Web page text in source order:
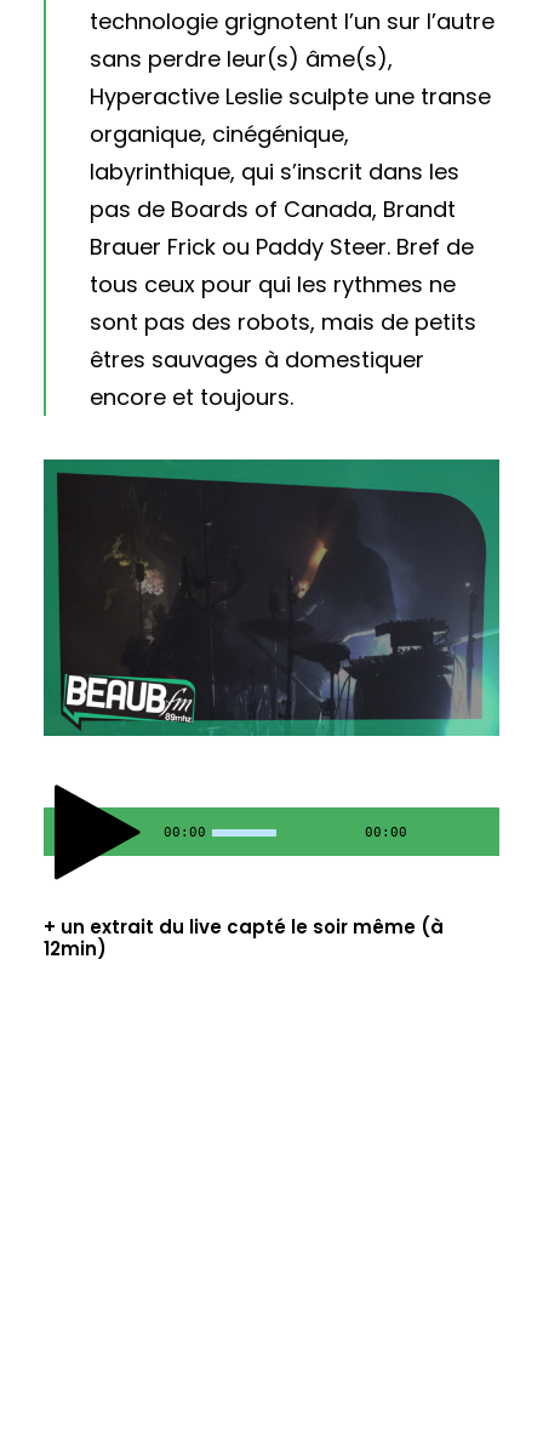
technologie grignotent l’un sur l’autre
sans perdre leur(s) âme(s),
Hyperactive Leslie sculpte une transe
organique, cinégénique,
labyrinthique, qui s’inscrit dans les
pas de Boards of Canada, Brandt
Brauer Frick ou Paddy Steer. Bref de
tous ceux pour qui les rythmes ne
sont pas des robots, mais de petits
êtres sauvages à domestiquer
encore et toujours.
00:00 00:00
+ un extrait du live capté le soir même (à
12min)